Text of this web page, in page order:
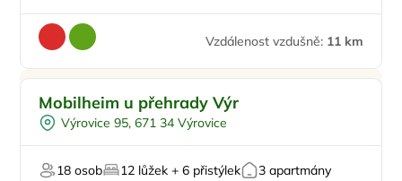
Vzdálenost vzdušně: 11 km
U lesa
U vody
Mobilheim u přehrady Výr
Výrovice 95, 671 34 Výrovice
18 osob 12 lůžek + 6 přistýlek 3 apartmány